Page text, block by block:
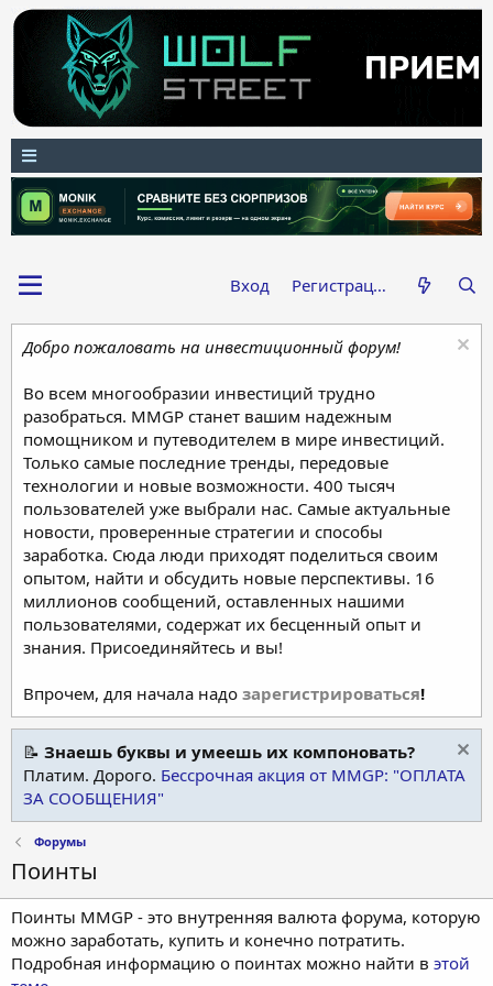
Вход Регистрация
Добро пожаловать на инвестиционный форум!
Во всем многообразии инвестиций трудно
разобраться. MMGP станет вашим надежным
помощником и путеводителем в мире инвестиций.
Только самые последние тренды, передовые
технологии и новые возможности. 400 тысяч
пользователей уже выбрали нас. Самые актуальные
новости, проверенные стратегии и способы
заработка. Сюда люди приходят поделиться своим
опытом, найти и обсудить новые перспективы. 16
миллионов сообщений, оставленных нашими
пользователями, содержат их бесценный опыт и
знания. Присоединяйтесь и вы!
Впрочем, для начала надо зарегистрироваться!
📝 Знаешь буквы и умеешь их компоновать?
Платим. Дорого. Бессрочная акция от MMGP: "ОПЛАТА
ЗА СООБЩЕНИЯ"
Форумы
Поинты
Поинты MMGP - это внутренняя валюта форума, которую
можно заработать, купить и конечно потратить.
Подробная информацию о поинтах можно найти в этой